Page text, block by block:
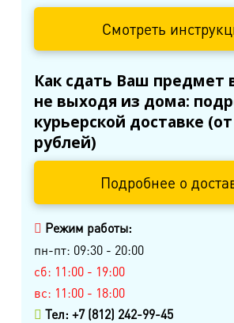
Смотреть
Как сдать Ваш предмет
не выходя из дома:
курьерской доставке
рублей)
Подробнее о
Режим работы:
пн-пт: 09:30 - 20:00
сб: 11:00 - 19:00
вс: 11:00 - 18:00
Тел: +7 (812) 242-99-45